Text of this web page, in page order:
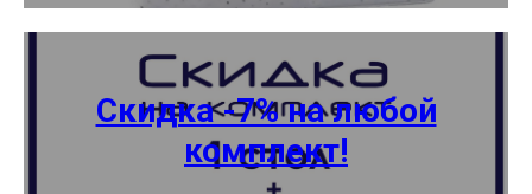
Скидка -7% на любой
комплект!